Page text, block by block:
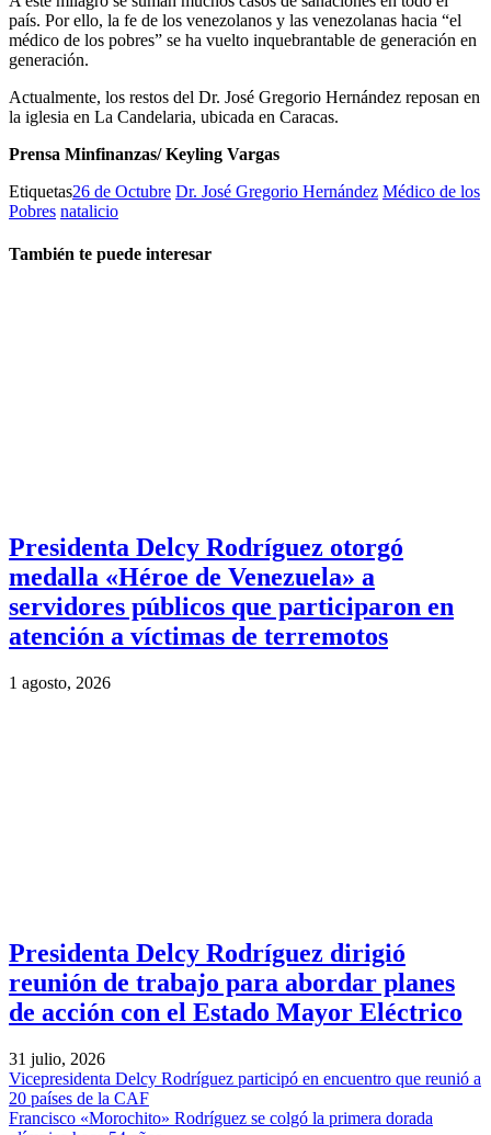
país. Por ello, la fe de los venezolanos y las venezolanas hacia “el
médico de los pobres” se ha vuelto inquebrantable de generación en
generación.
Actualmente, los restos del Dr. José Gregorio Hernández reposan en
la iglesia en La Candelaria, ubicada en Caracas.
Prensa Minfinanzas/ Keyling Vargas
Etiquetas26 de Octubre Dr. José Gregorio Hernández Médico de los
Pobres natalicio
También te puede interesar
Presidenta Delcy Rodríguez otorgó
medalla «Héroe de Venezuela» a
servidores públicos que participaron en
atención a víctimas de terremotos
1 agosto, 2026
Presidenta Delcy Rodríguez dirigió
reunión de trabajo para abordar planes
de acción con el Estado Mayor Eléctrico
31 julio, 2026
Vicepresidenta Delcy Rodríguez participó en encuentro que reunió a
20 países de la CAF
Francisco «Morochito» Rodríguez se colgó la primera dorada